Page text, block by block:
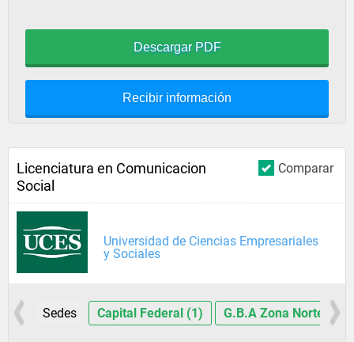
Descargar PDF
Recibir información
Comparar
Licenciatura en Comunicacion
Social
Universidad de Ciencias Empresariales
y Sociales
Sedes Capital Federal (1) G.B.A Zona Norte (3)